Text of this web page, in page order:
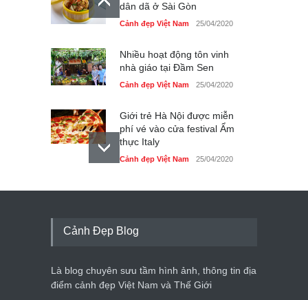
dân dã ở Sài Gòn
Cảnh đẹp Việt Nam 25/04/2020
Nhiều hoạt động tôn vinh
nhà giáo tại Đầm Sen
Cảnh đẹp Việt Nam 25/04/2020
Giới trẻ Hà Nội được miễn
phí vé vào cửa festival Ẩm
thực Italy
Cảnh đẹp Việt Nam 25/04/2020
Tam giác mạch khoe sắc
du lịch quốc gia
Cảnh đẹp Việt Nam 24/04/2020
Cảnh Đẹp Blog
Là blog chuyên sưu tầm hình ảnh, thông tin địa
điểm cảnh đẹp Việt Nam và Thế Giới